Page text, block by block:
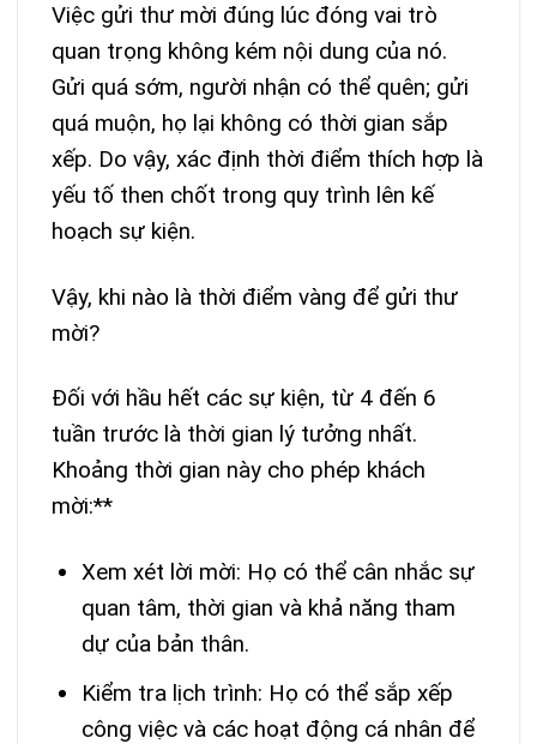
Việc gửi thư mời đúng lúc đóng vai trò
quan trọng không kém nội dung của nó.
Gửi quá sớm, người nhận có thể quên; gửi
quá muộn, họ lại không có thời gian sắp
xếp. Do vậy, xác định thời điểm thích hợp là
yếu tố then chốt trong quy trình lên kế
hoạch sự kiện.
Vậy, khi nào là thời điểm vàng để gửi thư
mời?
Đối với hầu hết các sự kiện, từ 4 đến 6
tuần trước là thời gian lý tưởng nhất.
Khoảng thời gian này cho phép khách
mời:**
Xem xét lời mời: Họ có thể cân nhắc sự
quan tâm, thời gian và khả năng tham
dự của bản thân.
Kiểm tra lịch trình: Họ có thể sắp xếp
công việc và các hoạt động cá nhân để